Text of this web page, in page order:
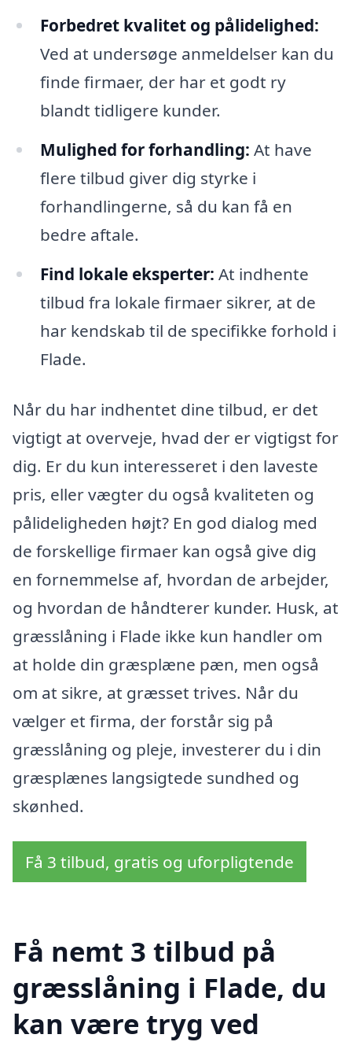
Forbedret kvalitet og pålidelighed:
Ved at undersøge anmeldelser kan du
finde firmaer, der har et godt ry
blandt tidligere kunder.
Mulighed for forhandling: At have
flere tilbud giver dig styrke i
forhandlingerne, så du kan få en
bedre aftale.
Find lokale eksperter: At indhente
tilbud fra lokale firmaer sikrer, at de
har kendskab til de specifikke forhold i
Flade.
Når du har indhentet dine tilbud, er det
vigtigt at overveje, hvad der er vigtigst for
dig. Er du kun interesseret i den laveste
pris, eller vægter du også kvaliteten og
pålideligheden højt? En god dialog med
de forskellige firmaer kan også give dig
en fornemmelse af, hvordan de arbejder,
og hvordan de håndterer kunder. Husk, at
græsslåning i Flade ikke kun handler om
at holde din græsplæne pæn, men også
om at sikre, at græsset trives. Når du
vælger et firma, der forstår sig på
græsslåning og pleje, investerer du i din
græsplænes langsigtede sundhed og
skønhed.
Få 3 tilbud, gratis og uforpligtende
Få nemt 3 tilbud på
græsslåning i Flade, du
kan være tryg ved